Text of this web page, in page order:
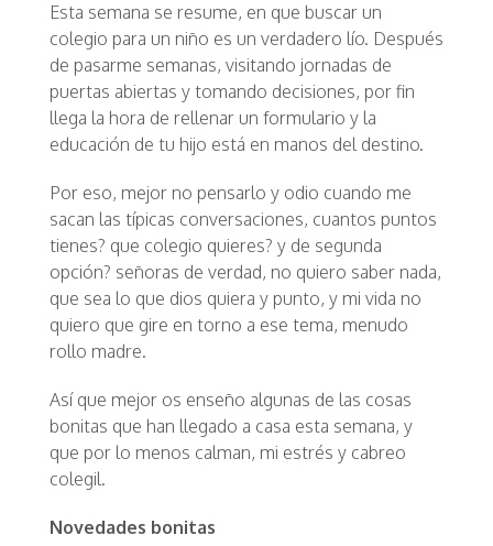
Esta semana se resume, en que buscar un
colegio para un niño es un verdadero lío. Después
de pasarme semanas, visitando jornadas de
puertas abiertas y tomando decisiones, por fin
llega la hora de rellenar un formulario y la
educación de tu hijo está en manos del destino.
Por eso, mejor no pensarlo y odio cuando me
sacan las típicas conversaciones, cuantos puntos
tienes? que colegio quieres? y de segunda
opción? señoras de verdad, no quiero saber nada,
que sea lo que dios quiera y punto, y mi vida no
quiero que gire en torno a ese tema, menudo
rollo madre.
Así que mejor os enseño algunas de las cosas
bonitas que han llegado a casa esta semana, y
que por lo menos calman, mi estrés y cabreo
colegil.
Novedades bonitas